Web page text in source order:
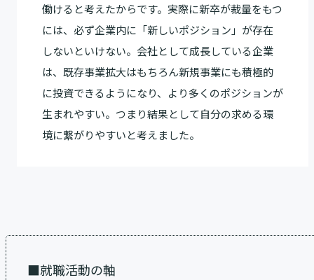
働けると考えたからです。実際に新卒が裁量をもつ
には、必ず企業内に「新しいポジション」が存在
しないといけない。会社として成長している企業
は、既存事業拡大はもちろん新規事業にも積極的
に投資できるようになり、より多くのポジションが
生まれやすい。つまり結果として自分の求める環
境に繋がりやすいと考えました。
■就職活動の軸